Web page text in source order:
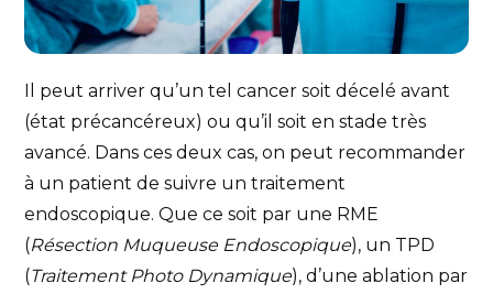
Il peut arriver qu’un tel cancer soit décelé avant
(état précancéreux) ou qu’il soit en stade très
avancé. Dans ces deux cas, on peut recommander
à un patient de suivre un traitement
endoscopique. Que ce soit par une RME
(Résection Muqueuse Endoscopique), un TPD
(Traitement Photo Dynamique), d’une ablation par